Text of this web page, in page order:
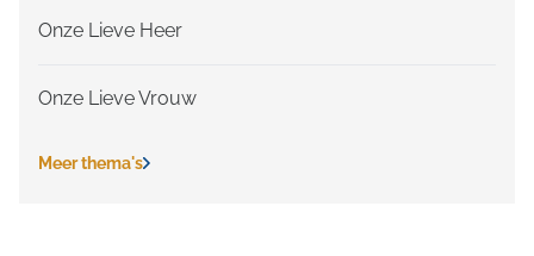
Onze Lieve Heer
Onze Lieve Vrouw
Meer thema's